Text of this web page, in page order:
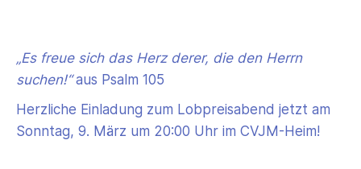
„Es freue sich das Herz derer, die den Herrn
suchen!“aus Psalm 105
Herzliche Einladung zum Lobpreisabend jetzt am
Sonntag, 9. März um 20:00 Uhr im CVJM-Heim!